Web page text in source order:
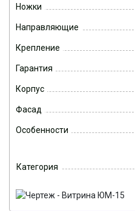
Ножки
Направляющие
Крепление
Гарантия
Корпус
Фасад
Особенности
Категория